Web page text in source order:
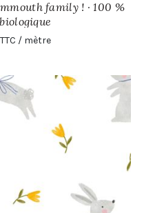
family ! · 100 %
/ mètre